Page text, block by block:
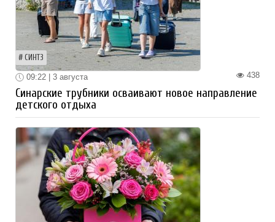
СИНТЗ
438
09:22 | 3 августа
Синарские трубники осваивают новое направление
детского отдыха